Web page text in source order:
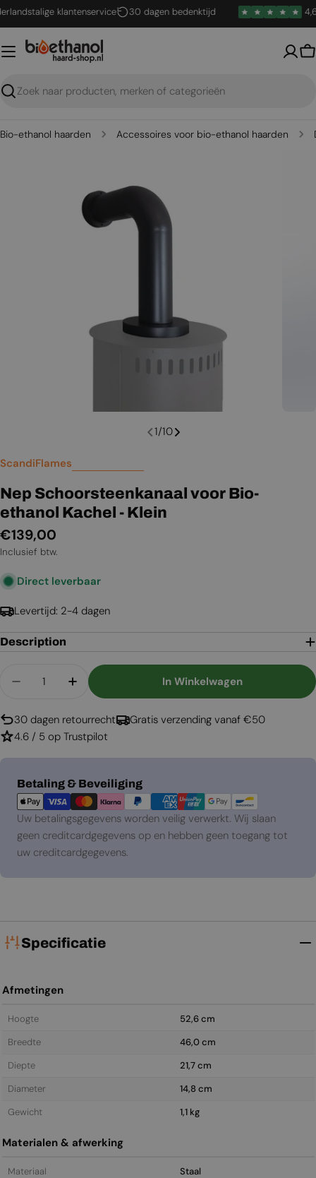
Ga
naar
inhoud
klantenservice 30 dagen bedenktijd 4,6 /
Zoeken
Bio-ethanol haarden Accessoires voor bio-ethanol haarden
1/10
ScandiFlames
Nep Schoorsteenkanaal voor Bio-
ethanol Kachel - Klein
Normale
prijs
€139,00
Inclusief btw.
Direct leverbaar
Levertijd: 2-4 dagen
Description
Aantal Verlagen Voor Nep Schoorsteenkanaal
Aantal Verhogen Voor Nep
In Winkelwagen
30 dagen retourrecht
Gratis verzending vanaf €50
4.6 / 5 op Trustpilot
Betaling & Beveiliging
Betaalmethoden
Uw betalingsgegevens worden veilig verwerkt. Wij slaan
geen creditcardgegevens op en hebben geen toegang tot
uw creditcardgegevens.
Specificatie
Afmetingen
Hoogte
52,6 cm
Breedte
46,0 cm
Diepte
21,7 cm
Diameter
14,8 cm
Gewicht
1,1 kg
Materialen & afwerking
Materiaal
Staal